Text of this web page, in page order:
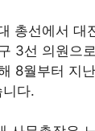
총선에서 대
3선 의원으
8월부터 지
다.